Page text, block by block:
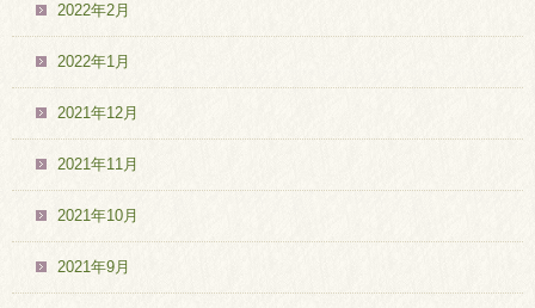
2022年2月
2022年1月
2021年12月
2021年11月
2021年10月
2021年9月